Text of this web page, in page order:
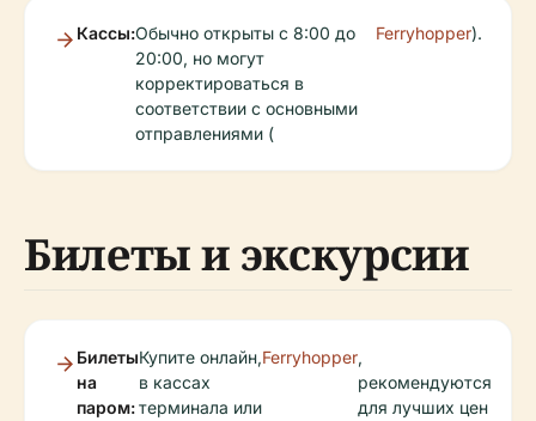
Кассы:Обычно открыты с 8:00 до
20:00, но могут
корректироваться в
соответствии с основными
отправлениями (
Ferryhopper).
Билеты и экскурсии
Билеты
на
паром:
Купите онлайн,
в кассах
терминала или
Ferryhopper,
рекомендуются
для лучших цен